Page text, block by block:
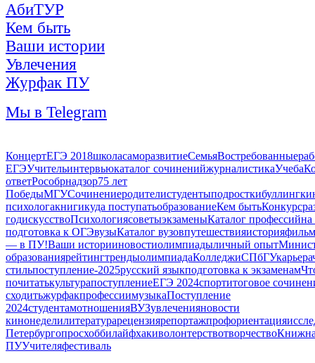
АбиТУР
Кем быть
Ваши истории
Увлечения
Журфак ПУ
Мы в Telegram
КонцертЕГЭ 2018школасаморазвитиеСемьяВостребованные
ЕГЭУчительинтервьюкаталог сочиненийжурналистикаУчеба
ответРособрнадзор75 лет
ПобедыМГУСочинениеродителистудентыподросткибуллинг
психологакнигикуда поступатьобразованиеКем бытьКонкурс
годискусствоПсихологиясоветыэкзаменыКаталог профессий
подготовка к ОГЭвузыКаталог вузовпутешествияистория
— в ПУ!Ваши историиновостиолимпиадыличный опыт
образованиярейтингтрендыолимпиадаКолледжиСПбГУкарьера
стильпоступление-2025русский языкподготовка к экзаменам
почитатькультурапоступлениеЕГЭ 2024спортитоговое
сходитьжурфакпрофессиимузыкаПоступление
2024студентамотношенияВУЗувлеченияновости
кинонеделилитературарецензиярепортажпрофориентация
Петербургопросхоббилайфхакиволонтерствотворчество
ПУУчителяфестиваль